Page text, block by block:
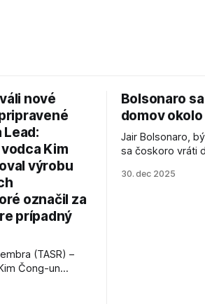
nové
Kim
výrobu
označil za
prípadný
(TASR) –
Čong-un
a nešetril
Bolsonaro
domov
Jair Bolsonaro,
sa čoskoro vráti
30. dec 2025